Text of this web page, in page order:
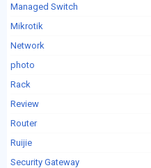
Managed Switch
Mikrotik
Network
photo
Rack
Review
Router
Ruijie
Security Gateway